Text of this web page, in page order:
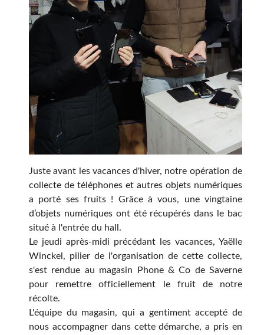
Juste avant les vacances d'hiver, notre opération de
collecte de téléphones et autres objets numériques
a porté ses fruits ! Grâce à vous, une vingtaine
d’objets numériques ont été récupérés dans le bac
situé à l'entrée du hall.
Le jeudi après-midi précédant les vacances, Yaëlle
Winckel, pilier de l'organisation de cette collecte,
s'est rendue au magasin Phone & Co de Saverne
pour remettre officiellement le fruit de notre
récolte.
L'équipe du magasin, qui a gentiment accepté de
nous accompagner dans cette démarche, a pris en